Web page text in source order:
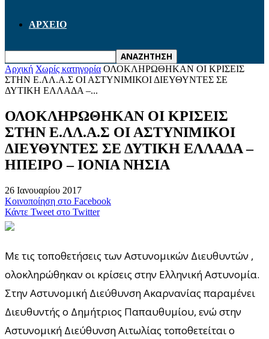
ΑΡΧΕΙΟ
Αρχική Χωρίς κατηγορία ΟΛΟΚΛΗΡΩΘΗΚΑΝ ΟΙ ΚΡΙΣΕΙΣ
ΣΤΗΝ Ε.ΛΛ.Α.Σ ΟΙ ΑΣΤΥΝΙΜΙΚΟΙ ΔΙΕΥΘΥΝΤΕΣ ΣΕ
ΔΥΤΙΚΗ ΕΛΛΑΔΑ –...
ΟΛΟΚΛΗΡΩΘΗΚΑΝ ΟΙ ΚΡΙΣΕΙΣ
ΣΤΗΝ Ε.ΛΛ.Α.Σ ΟΙ ΑΣΤΥΝΙΜΙΚΟΙ
ΔΙΕΥΘΥΝΤΕΣ ΣΕ ΔΥΤΙΚΗ ΕΛΛΑΔΑ –
ΗΠΕΙΡΟ – ΙΟΝΙΑ ΝΗΣΙΑ
26 Ιανουαρίου 2017
Κοινοποίηση στο Facebook
Κάντε Tweet στο Twitter
Με τις τοποθετήσεις των Αστυνομικών Διευθυντών ,
ολοκληρώθηκαν οι κρίσεις στην Ελληνική Αστυνομία.
Στην Αστυνομική Διεύθυνση Ακαρνανίας παραμένει
Διευθυντής ο Δημήτριος Παπαυθυμίου, ενώ στην
Αστυνομική Διεύθυνση Αιτωλίας τοποθετείται ο